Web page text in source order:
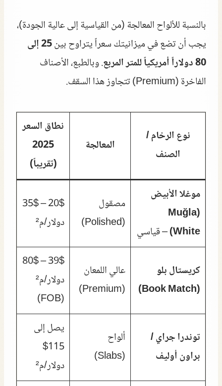
بالنسبة للألواح المعالجة (من القياسية إلى عالية الجودة)،
يجب أن تضع في ميزانيتك سعراً يتراوح بين
25 إلى
80 دولاراً أمريكياً للمتر المربع
. وبالطبع، الأصناف
الفاخرة (Premium) تتجاوز هذا السقف.
نوع الرخام /
الصنف
المعالجة
نطاق السعر
2025
(تقريباً)
موغلا الأبيض
(Muğla
White) – قياسي
مصقول
(Polished)
20$ – 35$
دولار/م²
كريستال بلو
(Book Match)
عالي اللمعان
(Premium)
39$ – 80$
دولار/م²
(FOB)
توندرا جراي /
براون أوليف
ألواح
(Slabs)
يصل إلى
115$
دولار/م²